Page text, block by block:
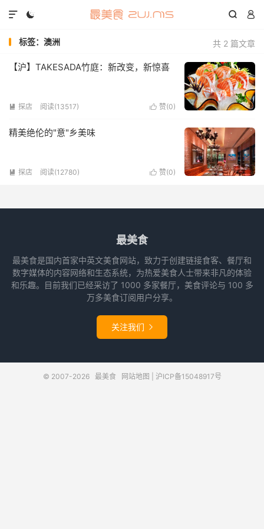
  

共 2 篇文章
标签：澳洲
【沪】TAKESADA竹庭：新改变，新惊喜
 赞(0)
 探店 阅读(13517)
精美绝伦的"意"乡美味
 赞(0)
 探店 阅读(12780)
最美食
最美食是国内首家中英文美食网站，致力于创建链接食客、餐厅和
数字媒体的内容网络和生态系统，为热爱美食人士带来非凡的体验
和乐趣。目前我们已经采访了 1000 多家餐厅，美食评论与 100 多
万多美食订阅用户分享。
关注我们 
© 2007-2026 最美食 网站地图 沪ICP备15048917号